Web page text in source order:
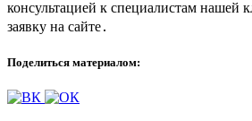
консультацией к специалистам нашей
заявку на сайте․
Поделиться материалом: